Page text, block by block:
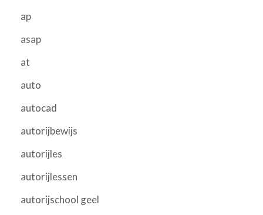
ap
asap
at
auto
autocad
autorijbewijs
autorijles
autorijlessen
autorijschool geel